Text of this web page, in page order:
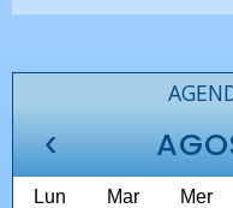
‹
Lun Mar Mer